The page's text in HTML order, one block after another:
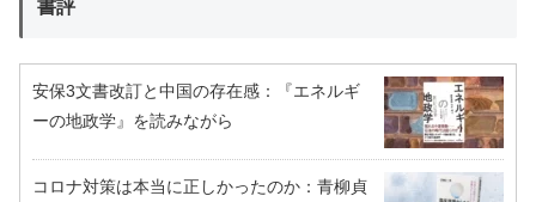
書評
安保3文書改訂と中国の存在感：『エネルギ
ーの地政学』を読みながら
コロナ対策は本当に正しかったのか：青柳貞